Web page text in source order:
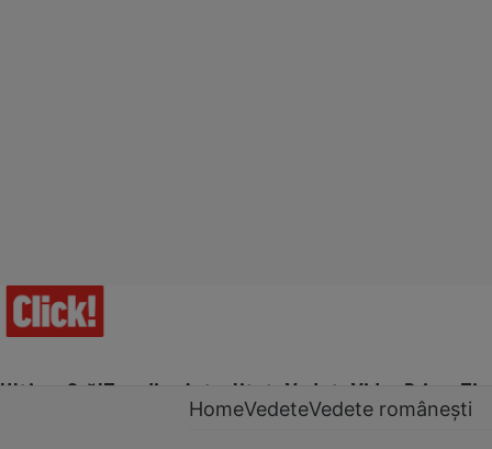
Ultima Oră!Trending Actualitate Vedete Video Prime
HomeVedeteVedete românești